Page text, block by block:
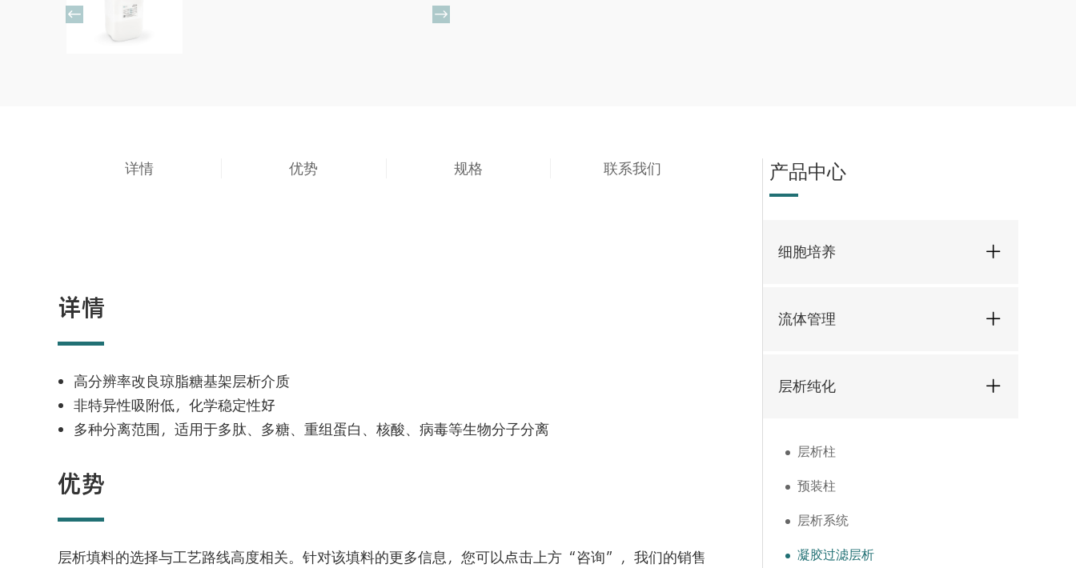
 
详情 优势 规格 联系我们
详情
高分辨率改良琼脂糖基架层析介质
非特异性吸附低，化学稳定性好
多种分离范围，适用于多肽、多糖、重组蛋白、核酸、病毒等生物分子分离
优势
层析填料的选择与工艺路线高度相关。针对该填料的更多信息，您可以点击上方“咨询”，我们的销售
产品中心
细胞培养
流体管理
层析纯化
层析柱
预装柱
层析系统
凝胶过滤层析